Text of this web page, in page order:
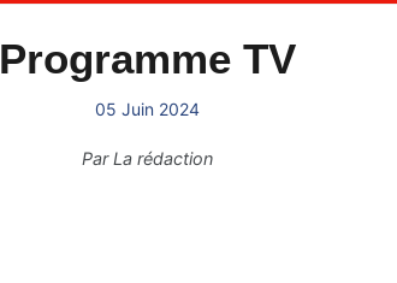
Programme TV
05 Juin 2024
ParLa rédaction